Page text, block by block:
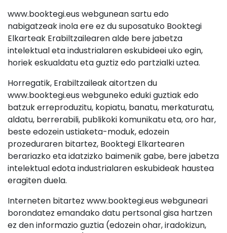
www.booktegi.eus webgunean sartu edo
nabigatzeak inola ere ez du suposatuko Booktegi
Elkarteak Erabiltzailearen alde bere jabetza
intelektual eta industrialaren eskubideei uko egin,
horiek eskualdatu eta guztiz edo partzialki uztea.
Horregatik, Erabiltzaileak aitortzen du
www.booktegi.eus webguneko eduki guztiak edo
batzuk erreproduzitu, kopiatu, banatu, merkaturatu,
aldatu, berrerabili, publikoki komunikatu eta, oro har,
beste edozein ustiaketa-moduk, edozein
prozeduraren bitartez, Booktegi Elkartearen
berariazko eta idatzizko baimenik gabe, bere jabetza
intelektual edota industrialaren eskubideak haustea
eragiten duela.
Interneten bitartez www.booktegi.eus webguneari
borondatez emandako datu pertsonal gisa hartzen
ez den informazio guztia (edozein ohar, iradokizun,